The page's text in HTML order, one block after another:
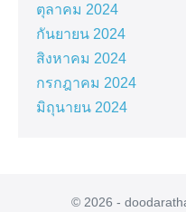
ตุลาคม 2024
กันยายน 2024
สิงหาคม 2024
กรกฎาคม 2024
มิถุนายน 2024
© 2026 -